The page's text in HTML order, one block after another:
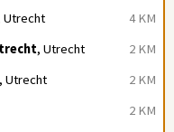
4 KM
Utrecht
2 KM
, Utrecht
2 KM
, Utrecht
2 KM